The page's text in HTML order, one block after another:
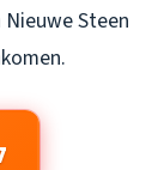
Steen